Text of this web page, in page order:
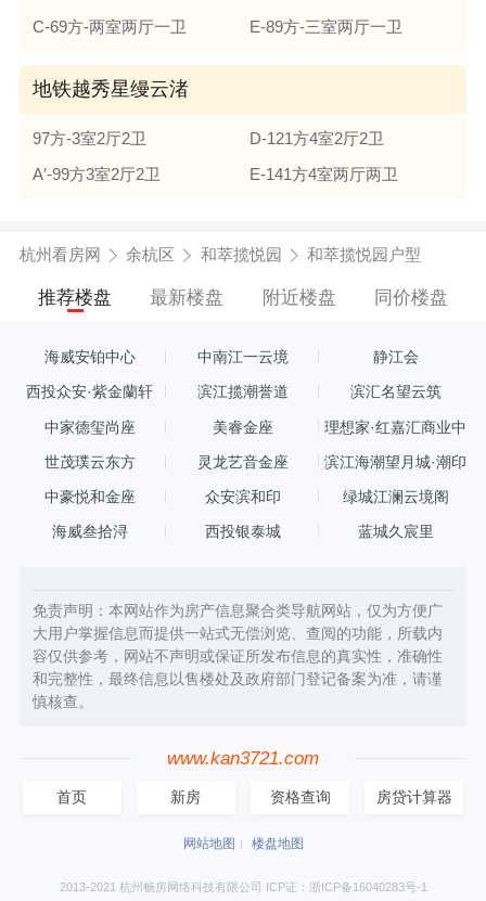
C-69方-两室两厅一卫
E-89方-三室两厅一卫
地铁越秀星缦云渚
97方-3室2厅2卫
D-121方4室2厅2卫
A′-99方3室2厅2卫
E-141方4室两厅两卫
杭州看房网 余杭区 和萃揽悦园 和萃揽悦园户型
推荐楼盘 最新楼盘 附近楼盘 同价楼盘
海威安铂中心 中南江一云境 静江会
西投众安·紫金蘭轩 滨江揽潮誉道 滨汇名望云筑
中家德玺尚座 美睿金座
理想家·红嘉汇商业中
世茂璞云东方 灵龙艺音金座 滨江海潮望月城·潮印
中豪悦和金座 众安滨和印 绿城江澜云境阁
海威叁拾浔 西投银泰城 蓝城久宸里
免责声明：本网站作为房产信息聚合类导航网站，仅为方便广
大用户掌握信息而提供一站式无偿浏览、查阅的功能，所载内
容仅供参考，网站不声明或保证所发布信息的真实性，准确性
和完整性，最终信息以售楼处及政府部门登记备案为准，请谨
慎核查。
www.kan3721.com
首页 新房 资格查询 房贷计算器
网站地图 楼盘地图
2013-2021 杭州畅房网络科技有限公司 ICP证：浙ICP备16040283号-1